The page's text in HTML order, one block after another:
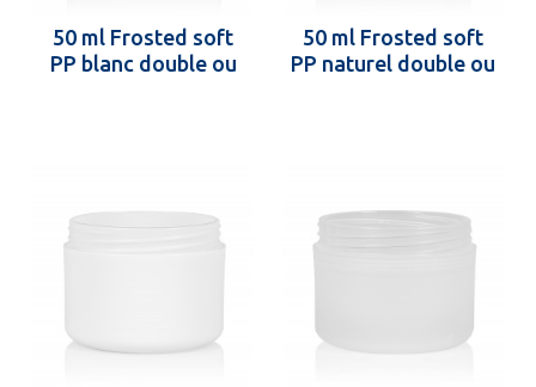
50 ml Frosted soft
PP blanc double ou
50 ml Frosted soft
PP naturel double ou